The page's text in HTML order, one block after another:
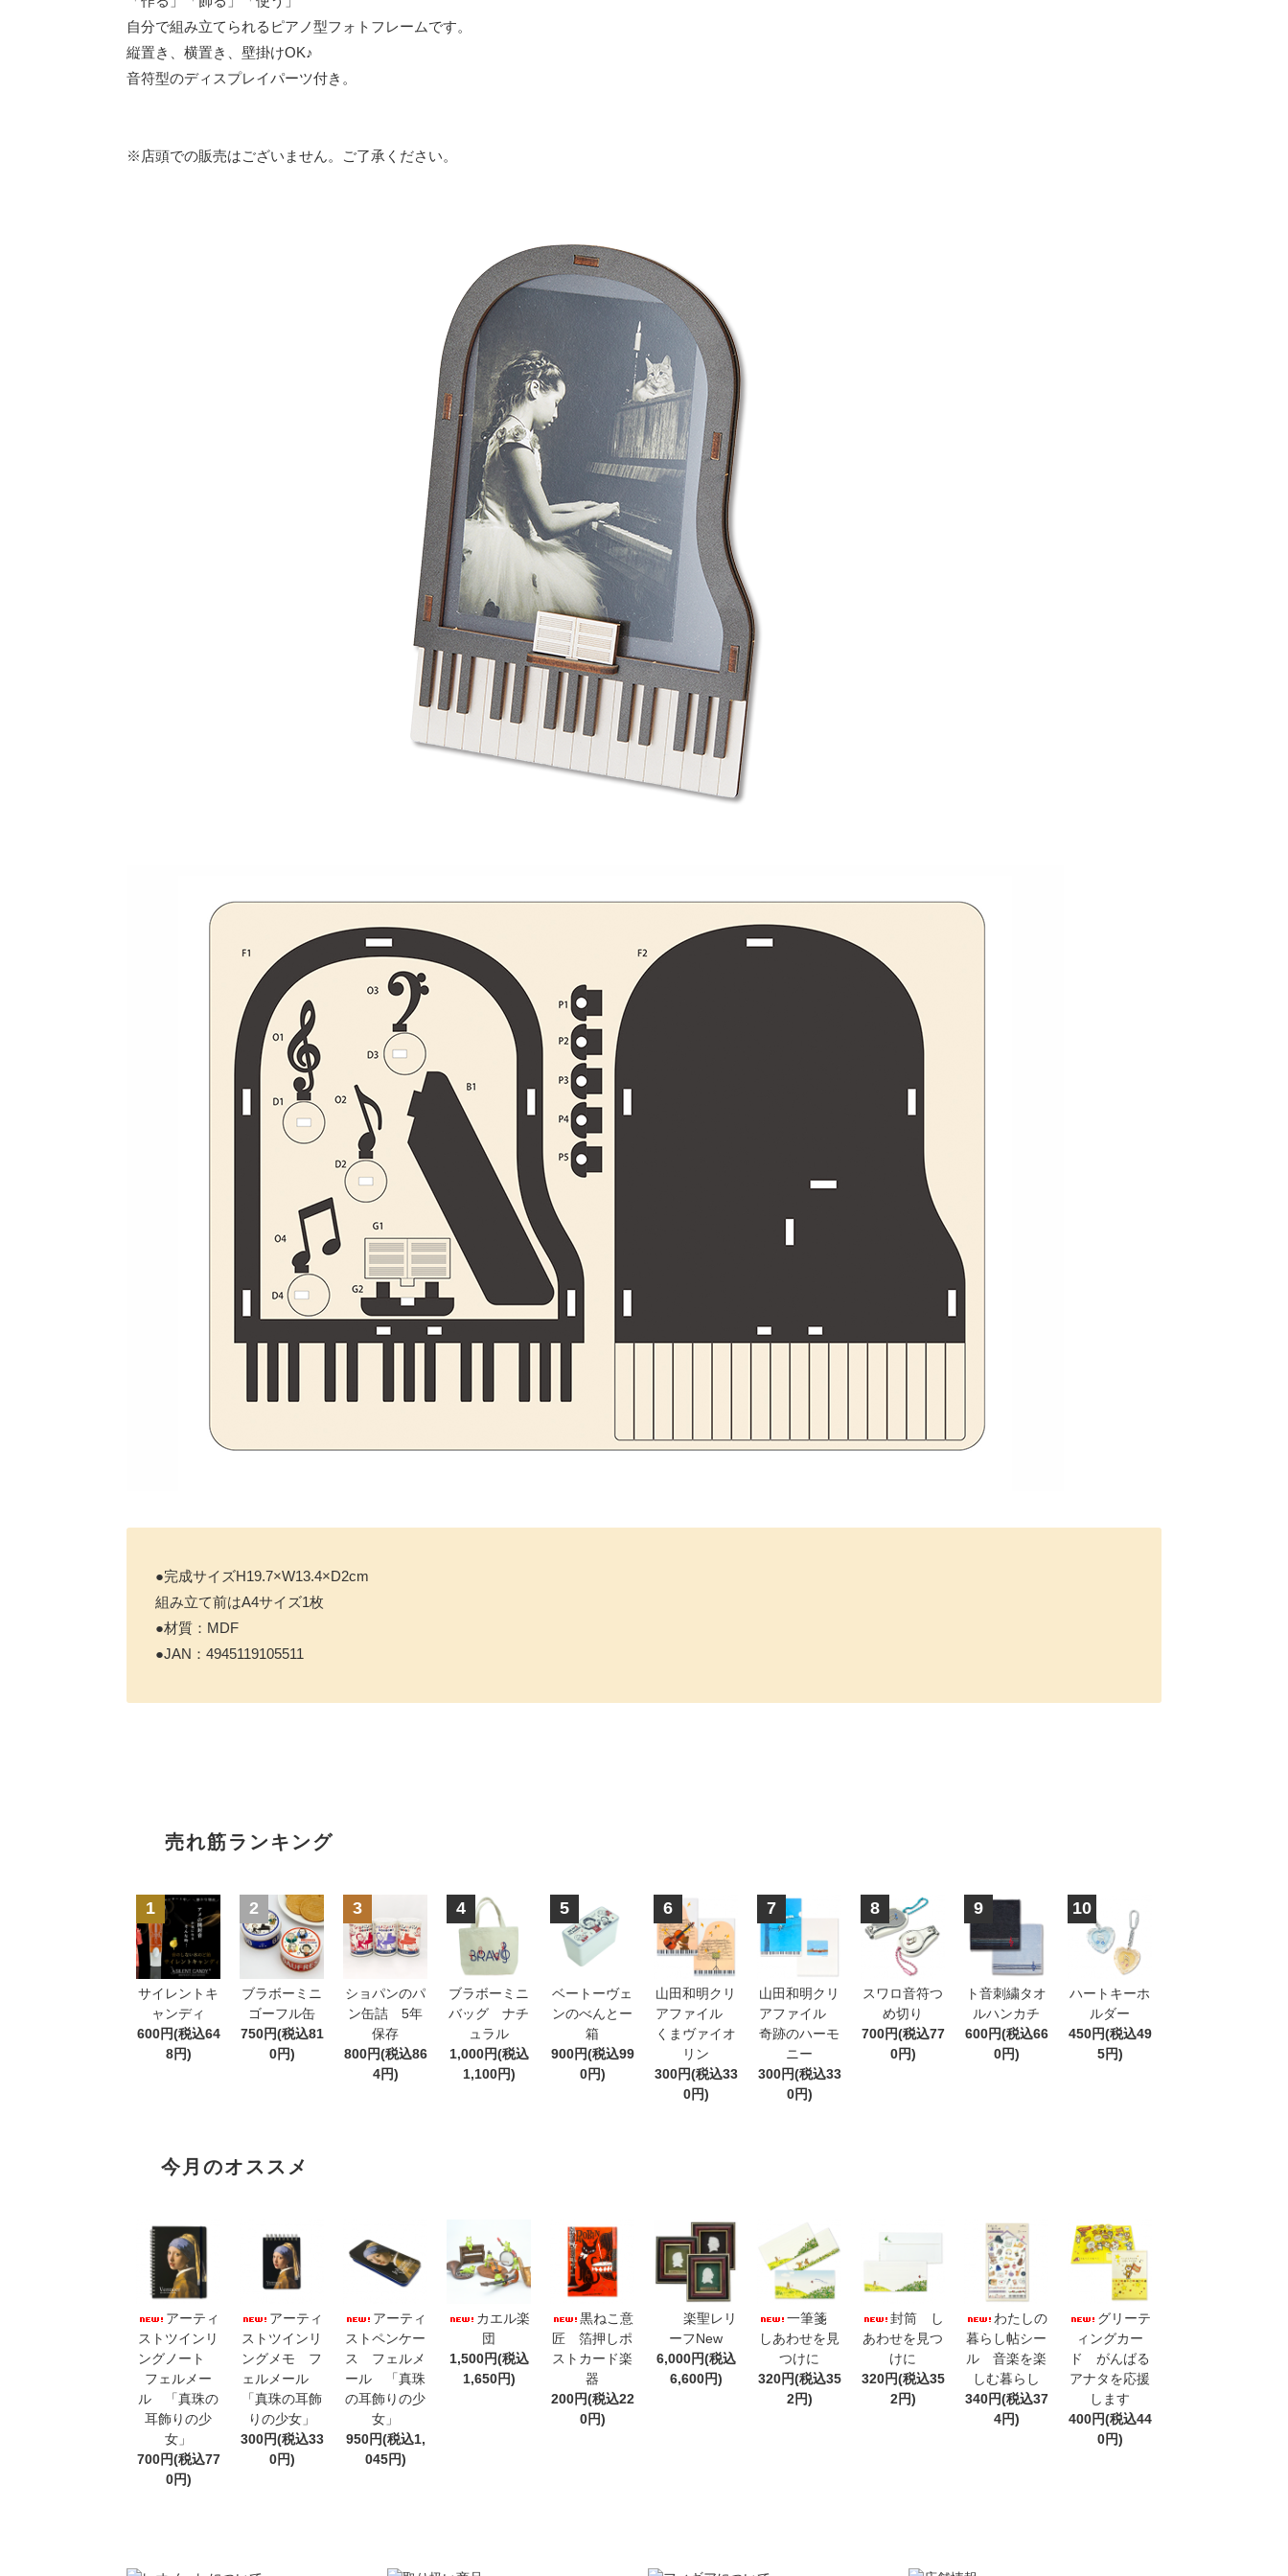
自分で組み立てられるピアノ型フォトフレームです。
縦置き、横置き、壁掛けOK♪
音符型のディスプレイパーツ付き。
※店頭での販売はございません。ご了承ください。
●完成サイズH19.7×W13.4×D2cm
組み立て前はA4サイズ1枚
●材質：MDF
●JAN：4945119105511
売れ筋ランキング
1
サイレントキ
ャンディ
600円(税込64
8円)
2
ブラボーミニ
ゴーフル缶
750円(税込81
0円)
3
ショパンのパ
ン缶詰 5年
保存
800円(税込86
4円)
4
ブラボーミニ
バッグ ナチ
ュラル
1,000円(税込
1,100円)
5
ベートーヴェ
ンのべんとー
箱
900円(税込99
0円)
6
山田和明クリ
アファイル
くまヴァイオ
リン
300円(税込33
0円)
7
山田和明クリ
アファイル
奇跡のハーモ
ニー
300円(税込33
0円)
8
スワロ音符つ
め切り
700円(税込77
0円)
9
ト音刺繍タオ
ルハンカチ
600円(税込66
0円)
10
ハートキーホ
ルダー
450円(税込49
5円)
今月のオススメ
アーティ
ストツインリ
ングノート
フェルメー
ル 「真珠の
耳飾りの少
女」
700円(税込77
0円)
アーティ
ストツインリ
ングメモ フ
ェルメール
「真珠の耳飾
りの少女」
300円(税込33
0円)
アーティ
ストペンケー
ス フェルメ
ール 「真珠
の耳飾りの少
女」
950円(税込1,
045円)
カエル楽
団
1,500円(税込
1,650円)
黒ねこ意
匠 箔押しポ
ストカード楽
器
200円(税込22
0円)
楽聖レリ
ーフNew
6,000円(税込
6,600円)
一筆箋
しあわせを見
つけに
320円(税込35
2円)
封筒 し
あわせを見つ
けに
320円(税込35
2円)
わたしの
暮らし帖シー
ル 音楽を楽
しむ暮らし
340円(税込37
4円)
グリーテ
ィングカー
ド がんばる
アナタを応援
します
400円(税込44
0円)